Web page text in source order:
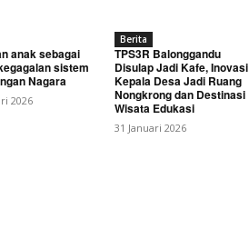
anak sebagai
sistem
Nagara
2026
Berita
TPS3R Balonggandu
Disulap Jadi Kafe, Inovasi
Kepala Desa Jadi Ruang
Nongkrong dan Destinasi
Wisata Edukasi
31 Januari 2026